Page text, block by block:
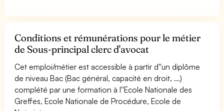
Conditions et rémunérations pour le métier
de Sous-principal clerc d'avocat
Cet emploi/métier est accessible à partir d''un diplôme
de niveau Bac (Bac général, capacité en droit, ...)
complété par une formation à l''Ecole Nationale des
Greffes, Ecole Nationale de Procédure, Ecole de